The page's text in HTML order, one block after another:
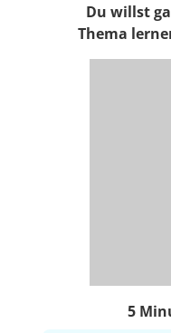
Du willst
Thema
5